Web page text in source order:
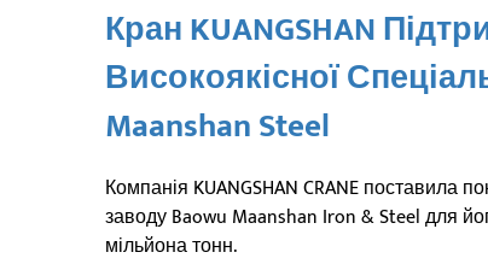
Кран KUANGSHAN
Високоякісної
Maanshan Steel
Компанія KUANGSHAN CRANE поставила
заводу Baowu Maanshan Iron & Steel для
мільйона тонн.